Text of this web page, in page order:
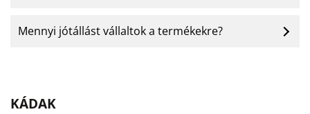
Mennyi jótállást vállaltok a termékekre?
KÁDAK